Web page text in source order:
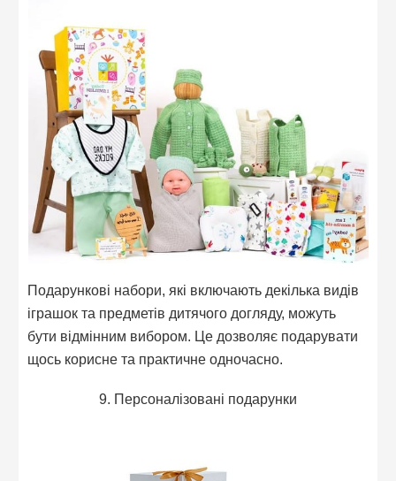
Подарункові набори, які включають декілька видів
іграшок та предметів дитячого догляду, можуть
бути відмінним вибором. Це дозволяє подарувати
щось корисне та практичне одночасно.
9. Персоналізовані подарунки